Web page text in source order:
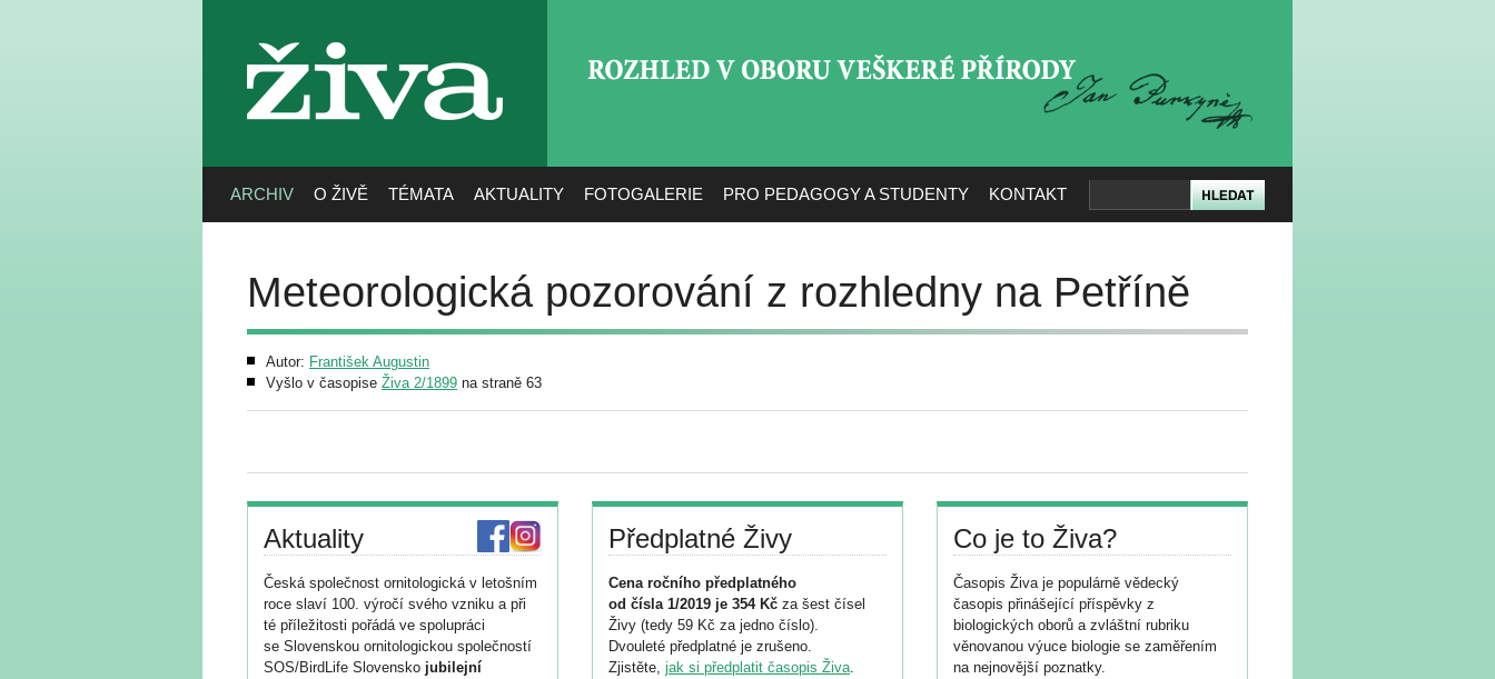
živa
ARCHIV O ŽIVĚ TÉMATA AKTUALITY FOTOGALERIE PRO PEDAGOGY A STUDENTY KONTAKT
Meteorologická pozorování z rozhledny na Petříně
Autor: František Augustin
Vyšlo v časopise Živa 2/1899 na straně 63
Aktuality
Česká společnost ornitologická v letošním
roce slaví 100. výročí svého vzniku a při
té příležitosti pořádá ve spolupráci
se Slovenskou ornitologickou společností
SOS/BirdLife Slovensko jubilejní
Předplatné Živy
Cena ročního předplatného
od čísla 1/2019 je 354 Kč za šest čísel
Živy (tedy 59 Kč za jedno číslo).
Dvouleté předplatné je zrušeno.
Zjistěte, jak si předplatit časopis Živa.
Co je to Živa?
Časopis Živa je populárně vědecký
časopis přinášející příspěvky z
biologických oborů a zvláštní rubriku
věnovanou výuce biologie se zaměřením
na nejnovější poznatky.